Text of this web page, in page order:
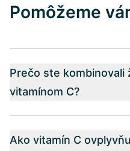
Pomôžeme
Prečo ste kombinovali
vitamínom C?
Ako vitamín C